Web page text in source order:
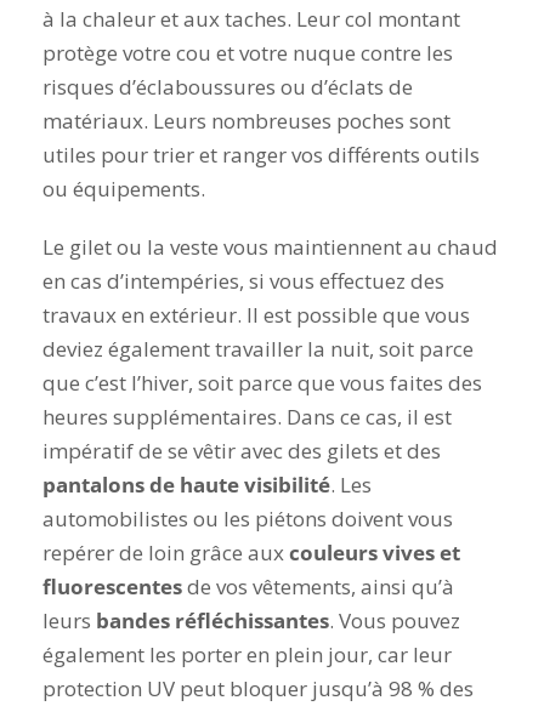
à la chaleur et aux taches. Leur col montant
protège votre cou et votre nuque contre les
risques d’éclaboussures ou d’éclats de
matériaux. Leurs nombreuses poches sont
utiles pour trier et ranger vos différents outils
ou équipements.
Le gilet ou la veste vous maintiennent au chaud
en cas d’intempéries, si vous effectuez des
travaux en extérieur. Il est possible que vous
deviez également travailler la nuit, soit parce
que c’est l’hiver, soit parce que vous faites des
heures supplémentaires. Dans ce cas, il est
impératif de se vêtir avec des gilets et des
pantalons de haute visibilité. Les
automobilistes ou les piétons doivent vous
repérer de loin grâce auxcouleurs vives et
fluorescentesde vos vêtements, ainsi qu’à
leurs bandes réfléchissantes. Vous pouvez
également les porter en plein jour, car leur
protection UV peut bloquer jusqu’à 98 % des